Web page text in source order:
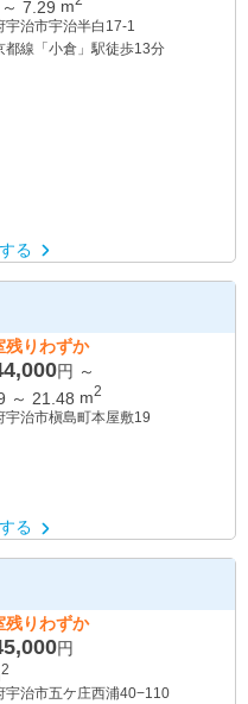
～ 7.29 m
宇治市宇治半白17-1
都線「小倉」駅徒歩13分
る
残りわずか
円 ～
～ 21.48 m2
宇治市槇島町本屋敷19
る
残りわずか
円
2
宇治市五ケ庄西浦40−110